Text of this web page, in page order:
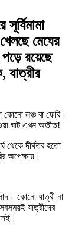
মেঘের
রয়েছে
যাত্রীর
কোনো লঞ্চ বা ফেরি।
ঘাট এখন অতীত!
থেকে দীর্ঘতর হতো
অপেক্ষায়।
কোনো যাত্রী না
যাত্রীদের